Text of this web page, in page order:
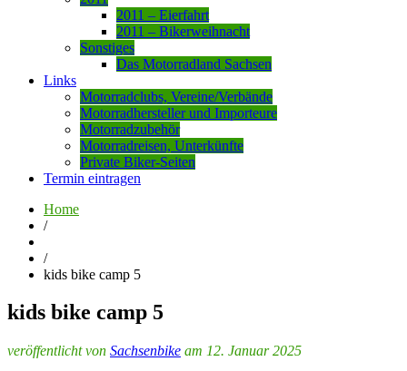
2011 – Eierfahrt
2011 – Bikerweihnacht
Sonstiges
Das Motorradland Sachsen
Links
Motorradclubs, Vereine/Verbände
Motorradhersteller und Importeure
Motorradzubehör
Motorradreisen, Unterkünfte
Private Biker-Seiten
Termin eintragen
Home
/
/
kids bike camp 5
kids bike camp 5
veröffentlicht von Sachsenbike am 12. Januar 2025